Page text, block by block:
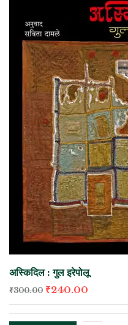
अस्किदिल : गुल इरेपोलू
₹300.00 ₹240.00